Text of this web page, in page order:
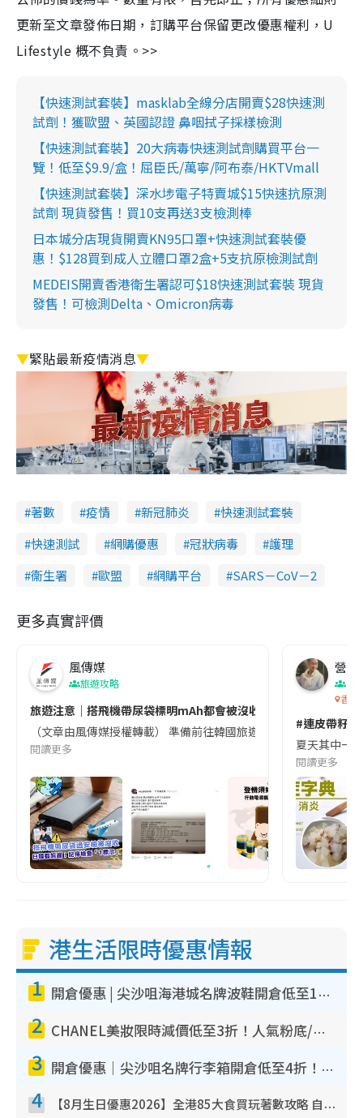
更新至文章發佈日期，訂購平台保留更改優惠權利，U
Lifestyle 概不負責。>>
【快速測試套裝】masklab全線分店開賣$28快速測
試劑！獲歐盟、英國認證 鼻咽拭子採樣檢測
【快速測試套裝】20大病毒快速測試劑購買平台一
覽！低至$9.9/盒！屈臣氏/萬寧/阿布泰/HKTVmall
【快速測試套裝】深水埗電子特賣城$15快速抗原測
試劑 現貨發售！買10支再送3支檢測棒
日本城分店現貨開賣KN95口罩+快速測試套裝優
惠！$128買到成人立體口罩2盒+5支抗原檢測試劑
MEDEIS開賣香港衛生署認可$18快速測試套裝 現貨
發售！可檢測Delta、Omicron病毒
▼緊貼最新疫情消息▼
著數 疫情 新冠肺炎
快速測試套裝
快速測試
網購優惠 冠狀病毒
護理
衞生署
歐盟 網購平台 SARS－CoV－2
更多真實評價
風傳媒
旅遊攻略
旅遊注意｜搭飛機帶尿袋標明mAh都會被沒收😱出發前切記檢查
（文章由風傳媒授權轉載） 準備前往韓國旅遊的民眾，近期要
閱讀更多
營養
香港
#連皮帶籽
夏天其中一
閱讀更多
港生活限時優惠情報
1 開倉優惠 | 尖沙咀海港城名牌波鞋開倉低至1折！On鞋$899起／Joy&Peace鞋履$98起
2 CHANEL美妝限時減價低至3折！人氣粉底/唇膏/精華液低至$275！COCO香水都有平
3 開倉優惠｜尖沙咀名牌行李箱開倉低至4折！一連5日 American Tourister/ace./Hallmark $200起！
4 【8月生日優惠2026】全港85大食買玩著數攻略 自助餐/火鍋放題同行免費＋誠品/DONKI送現金券